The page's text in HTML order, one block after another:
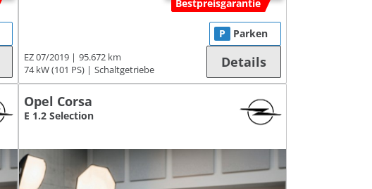
Bestpreisgarantie
EZ 07/2019
95.672 km
74 kW (101 PS)
Schaltgetriebe
P Parken
Details
Opel Corsa
E 1.2 Selection